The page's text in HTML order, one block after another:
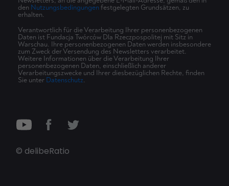
den Nutzungsbedingungenfestgelegten Grundsätzen, zu
erhalten.
Verantwortlich für die Verarbeitung Ihrer personenbezogenen
Daten ist Fundacja Twórców Dla Rzeczpospolitej mit Sitz in
Warschau. Ihre personenbezogenen Daten werden insbesondere
zum Zweck der Versendung des Newsletters verarbeitet.
Weitere Informationen über die Verarbeitung Ihrer
personenbezogenen Daten, einschließlich anderer
Verarbeitungszwecke und Ihrer diesbezüglichen Rechte, finden
Sie unter Datenschutz.
© delibeRatio